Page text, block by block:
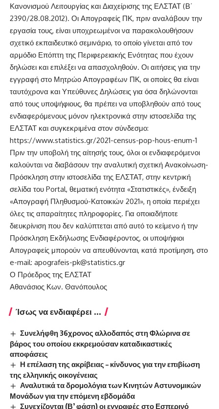
Κανονισμού Λειτουργίας και Διαχείρισης της ΕΛΣΤΑΤ (Β΄
2390/28.08.2012). Οι Απογραφείς ΠΚ, πριν αναλάβουν την
εργασία τους, είναι υποχρεωμένοι να παρακολουθήσουν
σχετικό εκπαιδευτικό σεμινάριο, το οποίο γίνεται από τον
αρμόδιο Επόπτη της Περιφερειακής Ενότητας που έχουν
δηλώσει και επιλέξει να απασχοληθούν. Οι αιτήσεις για την
εγγραφή στο Μητρώο Απογραφέων ΠΚ, οι οποίες θα είναι
ταυτόχρονα και Υπεύθυνες Δηλώσεις για όσα δηλώνονται
από τους υποψήφιους, θα πρέπει να υποβληθούν από τους
ενδιαφερόμενους μόνον ηλεκτρονικά στην ιστοσελίδα της
ΕΛΣΤΑΤ και συγκεκριμένα στον σύνδεσμο:
https://www.statistics.gr/2021-census-pop-hous-enum-1
Πριν την υποβολή της αίτησής τους, όλοι οι ενδιαφερόμενοι
καλούνται να διαβάσουν την αναλυτική σχετική Ανακοίνωση-
Πρόσκληση στην ιστοσελίδα της ΕΛΣΤΑΤ, στην κεντρική
σελίδα του Portal, θεματική ενότητα «Στατιστικές», ένδειξη
«Απογραφή Πληθυσμού-Κατοικιών 2021», η οποία περιέχει
όλες τις απαραίτητες πληροφορίες. Για οποιαδήποτε
διευκρίνιση που δεν καλύπτεται από αυτό το κείμενο ή την
Πρόσκληση Εκδήλωσης Ενδιαφέροντος, οι υποψήφιοι
Απογραφείς μπορούν να απευθύνονται, κατά προτίμηση, στο
e-mail: apografeis-pk@statistics.gr
Ο Πρόεδρος της ΕΛΣΤΑΤ
Αθανάσιος Κων. Θανόπουλος
Ίσως να ενδιαφέρει ...
Συνελήφθη 36χρονος αλλοδαπός στη Φλώρινα σε
βάρος του οποίου εκκρεμούσαν καταδικαστικές
αποφάσεις
Η επέλαση της ακρίβειας – κίνδυνος για την επιβίωση
της ελληνικής οικογένειας
Αναλυτικά τα δρομολόγια των Κινητών Αστυνομικών
Μονάδων για την επόμενη εβδομάδα
Συνεχίζονται (Β’ φάση) οι εγγραφές στο Εσπερινό